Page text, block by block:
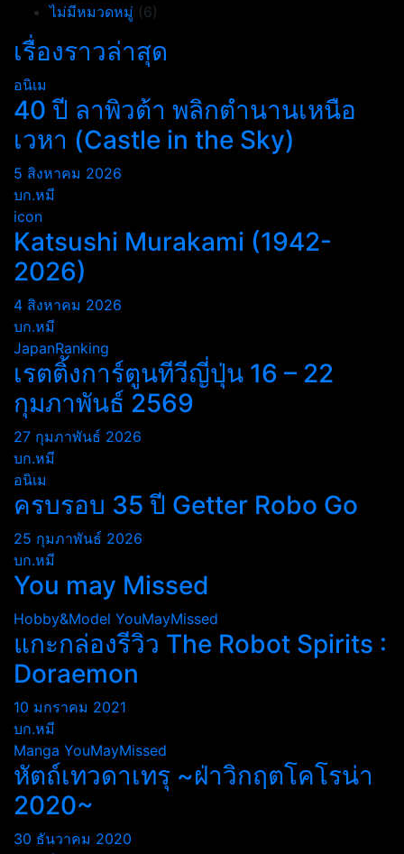
ไม่มีหมวดหมู่ (6)
เรื่องราวล่าสุด
อนิเม
40 ปี ลาพิวต้า พลิกตำนานเหนือ
เวหา (Castle in the Sky)
5 สิงหาคม 2026
บก.หมี
icon
Katsushi Murakami (1942-
2026)
4 สิงหาคม 2026
บก.หมี
JapanRanking
เรตติ้งการ์ตูนทีวีญี่ปุ่น 16 – 22
กุมภาพันธ์ 2569
27 กุมภาพันธ์ 2026
บก.หมี
อนิเม
ครบรอบ 35 ปี Getter Robo Go
25 กุมภาพันธ์ 2026
บก.หมี
You may Missed
Hobby&Model YouMayMissed
แกะกล่องรีวิว The Robot Spirits :
Doraemon
10 มกราคม 2021
บก.หมี
Manga YouMayMissed
หัตถ์เทวดาเทรุ ~ฝ่าวิกฤตโคโรน่า
2020~
30 ธันวาคม 2020